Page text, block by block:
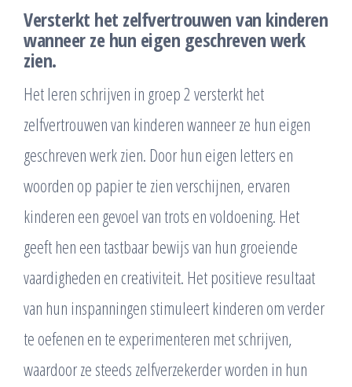
Versterkt het zelfvertrouwen van kinderen
wanneer ze hun eigen geschreven werk
zien.
Het leren schrijven in groep 2 versterkt het
zelfvertrouwen van kinderen wanneer ze hun eigen
geschreven werk zien. Door hun eigen letters en
woorden op papier te zien verschijnen, ervaren
kinderen een gevoel van trots en voldoening. Het
geeft hen een tastbaar bewijs van hun groeiende
vaardigheden en creativiteit. Het positieve resultaat
van hun inspanningen stimuleert kinderen om verder
te oefenen en te experimenteren met schrijven,
waardoor ze steeds zelfverzekerder worden in hun